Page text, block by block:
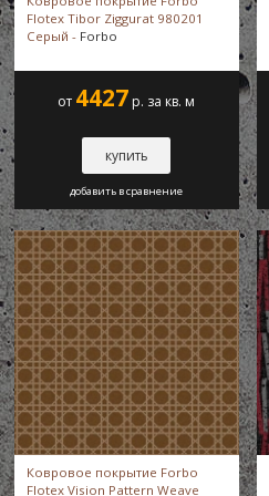
Flotex Cirrus&Stratus
Flotex Collage
Flotex Colour
Flotex Concrete
Flotex Tibor Ziggurat 980201
Серый - Forbo
от 4427 р. за кв. м
купить
добавить в сравнение
Ковровое покрытие Forbo
Flotex Vision Pattern Weave